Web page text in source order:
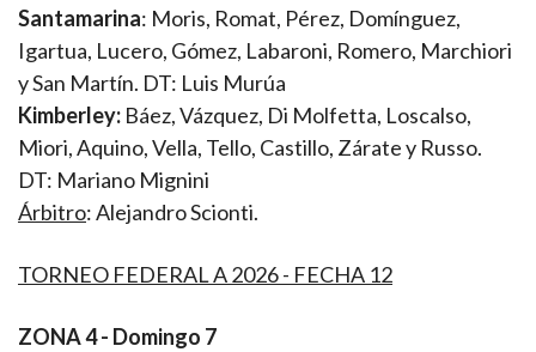
Santamarina: Moris, Romat, Pérez, Domínguez,
Igartua, Lucero, Gómez, Labaroni, Romero, Marchiori
y San Martín. DT: Luis Murúa
Kimberley: Báez, Vázquez, Di Molfetta, Loscalso,
Miori, Aquino, Vella, Tello, Castillo, Zárate y Russo.
DT: Mariano Mignini
Árbitro: Alejandro Scionti.
TORNEO FEDERAL A 2026 - FECHA 12
ZONA 4- Domingo 7